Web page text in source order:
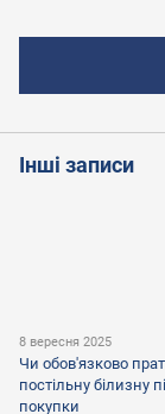
Інші записи
8 вересня 2025
Чи обов'язково
постільну білизну
покупки